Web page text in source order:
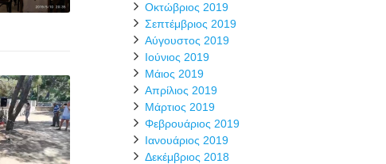
Οκτώβριος 2019
Σεπτέμβριος 2019
Αύγουστος 2019
Ιούνιος 2019
Μάιος 2019
Απρίλιος 2019
Μάρτιος 2019
Φεβρουάριος 2019
Ιανουάριος 2019
Δεκέμβριος 2018